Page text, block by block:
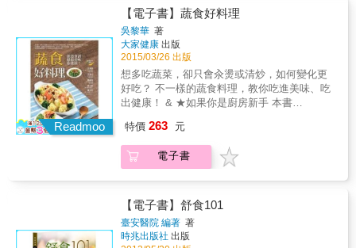
存方法好清楚 本書可找到如何挑選品質好的蔬
果，當蔬果一次用不完，該如何保存及時間等
資訊。 ◆特色4專業營養師審定 進一步了解蔬
果能帶來什麼營養，以及每100公克含多少熱
量，讓大家吃美味外，還能兼顧健康與維持好
身材。 ◆特色5簡單易學食譜 每道食譜皆標示
食用份量、烹調時間、作者叮嚀，食譜約5～30
分鐘就可以完成，步驟簡單，美味更加分！ ◆
特色6貼心實用索引 附食材與相關料理索引，
閱讀容易、貼心超實用，讓您一目瞭然，馬上
就可以找到想要學習的各式料理，且不會浪費
任何食材。
本書不但完整介紹市面上所有蔬果，清楚標示
產地產季，詳細分析所具有的營養價值與熱
量；更將每一種蔬果的英文名稱、學名與俗
名、選購方法、保存方法與適合的烹調法完全
公開，不必擔心家裡大人、小孩挑剔的嘴巴，
也滿足所有的味蕾，更照顧到全家人的營養攝
取。加上2000張圖文並茂的彩照，與營學養巧
巨作。 & 本書特色 & ◆特色1詳細圖片2400張
帶領大家深入了解163種蔬果，且每一種蔬果皆
有圖文描述適合的切割法與烹調法，並學會如
產季節，讓您不再錯過當令蔬果。 ◆特色3保
存方法好清楚 本書可找到如何挑選品質好的蔬
果，當蔬果一次用不完，該如何保存及時間等
資訊。 ◆特色4專業營養師審定 進一步了解蔬
癌、抗老、消腫、美肌功效一次滿足，身體清
爽無負擔。 & 五穀雜糧排毒明星，腸道好幫手
特別企劃「五穀雜糧排毒明星排行榜」，五穀
雜糧含豐富膳食纖維及植物固醇，是幫助腸道
排毒的好幫手，家常菜食譜營養美味，非吃不
可！ & 本書特色 & 無毒生活 食在安心不生
病！ & 營養師專業配餐＋20大高纖低卡蔬果＝
排毒速效實用家常菜食譜 營養‧美味‧健康‧速效
做好體內環保，排毒一身輕！ & ˙上班族、愛美
手做菜照顧全家健康 ˙小心無所不在的毒，這樣
吃有效排毒 ˙無毒生活食在安心，輕鬆養瘦變美
˙自然健康飲食法，強化免疫不生病！
Readmoo
【電子書】蔬食好料理
吳黎華 著
大家健康 出版
2015/03/26 出版
想多吃蔬菜，卻只會汆燙或清炒，如何變化更
好吃？ 不一樣的蔬食料理，教你吃進美味、吃
出健康！ & ★如果你是廚房新手 本書
輕食」，教你用常見食材，不費太多時間，讓
你親近做菜的氣氛，完成一道道有成就感的佳
餚，在家就能輕鬆上手，安心吃到營養與美
意主食」，加入巧思，讓飯麵更可口；如果你
遇到刺瓜、芥菜、茄子、蓮藕等食材，不知如
何烹煮更好吃，請看「Chapter4樂活蔬食」，
換個方法，讓炒出來的菜更香；如果你想要煮
特價 263 元
電子書
【電子書】舒食101
臺安醫院 編著 著
時兆出版社 出版